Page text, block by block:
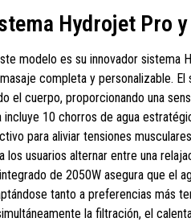
Hydrojet Pro
modelo es su innovador sistema
completa y personalizable.
el cuerpo, proporcionando una
10 chorros de agua
para aliviar tensiones
usuarios alternar entre una
de 2050W asegura que el
tanto a preferencias más
la filtración, el